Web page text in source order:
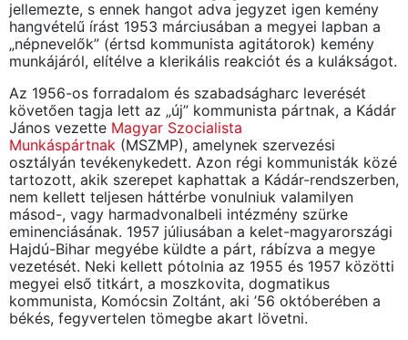
jellemezte, s ennek hangot adva jegyzet igen kemény
hangvételű írást 1953 márciusában a megyei lapban a
„népnevelők” (értsd kommunista agitátorok) kemény
munkájáról, elítélve a klerikális reakciót és a kulákságot.
Az 1956-os forradalom és szabadságharc leverését
követően tagja lett az „új” kommunista pártnak, a Kádár
János vezette Magyar Szocialista
Munkáspártnak (MSZMP), amelynek szervezési
osztályán tevékenykedett. Azon régi kommunisták közé
tartozott, akik szerepet kaphattak a Kádár-rendszerben,
nem kellett teljesen háttérbe vonulniuk valamilyen
másod-, vagy harmadvonalbeli intézmény szürke
eminenciásának. 1957 júliusában a kelet-magyarországi
Hajdú-Bihar megyébe küldte a párt, rábízva a megye
vezetését. Neki kellett pótolnia az 1955 és 1957 közötti
megyei első titkárt, a moszkovita, dogmatikus
kommunista, Komócsin Zoltánt, aki ’56 októberében a
békés, fegyvertelen tömegbe akart lövetni.